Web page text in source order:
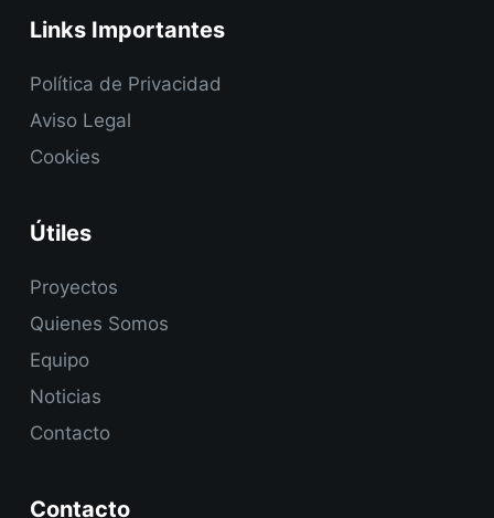
Links Importantes
Política de Privacidad
Aviso Legal
Cookies
Útiles
Proyectos
Quienes Somos
Equipo
Noticias
Contacto
Contacto